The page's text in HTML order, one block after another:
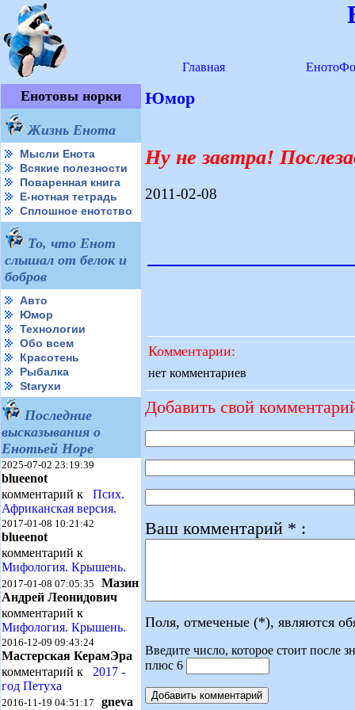
Главная
Енотовы норки
Жизнь Енота
Мысли Енота
Всякие полезности
Поваренная книга
Е-нотная тетрадь
Сплошное енотство
То, что Енот
слышал от белок и
бобров
Авто
Юмор
Технологии
Обо всем
Красотень
Рыбалка
Starухи
Последние
высказывания о
Енотьей Норе
2025-07-02 23:19:39
blueenot
комментарий к Псих.
Африканская версия.
2017-01-08 10:21:42
blueenot
комментарий к
Мифология. Крышень.
2017-01-08 07:05:35 Мазин
Андрей Леонидович
комментарий к
Мифология. Крышень.
2016-12-09 09:43:24
Мастерская КерамЭра
комментарий к 2017 -
год Петуха
2016-11-19 04:51:17 gneva
Юмор
Ну не завтра!
2011-02-08
Комментарии:
нет комментариев
Добавить свой
Ваш комментарий * :
Поля, отмеченые (*), являются
Введите число, которое стоит после
плюс 6